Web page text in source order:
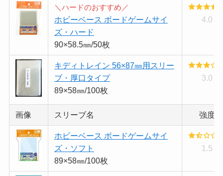
＼ハードのおすすめ／
ホビーベース ボードゲームサイ
ズ・ハード
90×58.5㎜/50枚
4.0
キディトレイン 56×87㎜用スリー
ブ・厚口タイプ
89×58㎜/100枚
3.0
画像 スリーブ名 強度
ホビーベース ボードゲームサイ
ズ・ソフト
89×58㎜/100枚
1.5